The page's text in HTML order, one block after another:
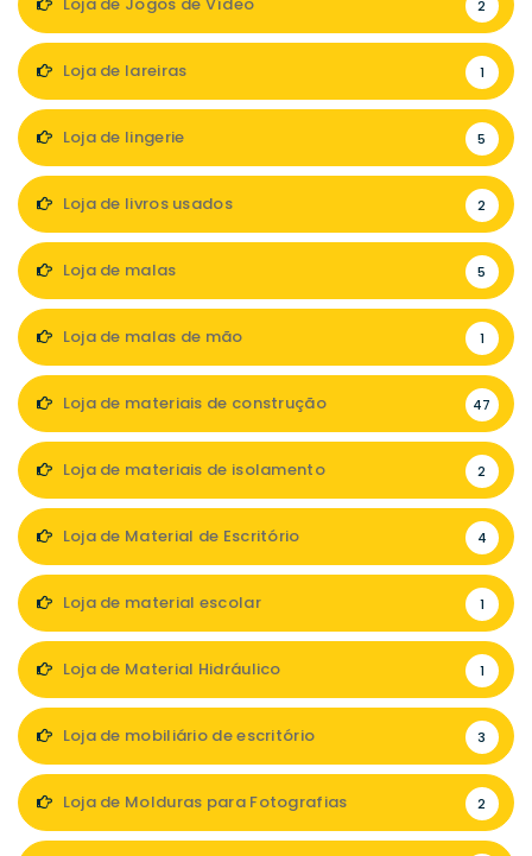
Loja de Jogos de Vídeo 2
Loja de lareiras 1
Loja de lingerie 5
Loja de livros usados 2
Loja de malas 5
Loja de malas de mão 1
Loja de materiais de construção 47
Loja de materiais de isolamento 2
Loja de Material de Escritório 4
Loja de material escolar 1
Loja de Material Hidráulico 1
Loja de mobiliário de escritório 3
Loja de Molduras para Fotografias 2